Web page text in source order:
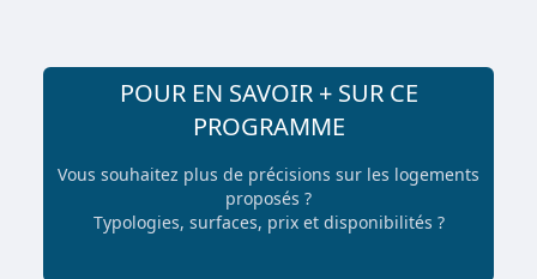
POUR EN SAVOIR + SUR CE
PROGRAMME
Vous souhaitez plus de précisions sur les logements
proposés ?
Typologies, surfaces, prix et disponibilités ?